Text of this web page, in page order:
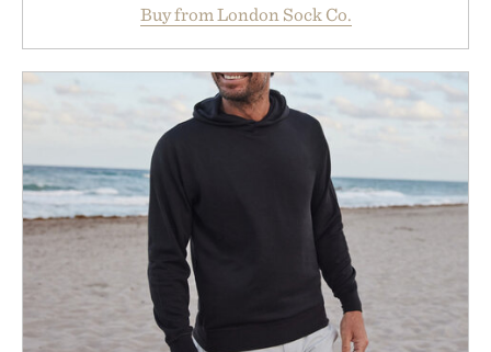
between nostalgic sport styling and modern
versatility. Their understated design pairs just as
naturally with broken-in denim and suede
sneakers as it does with loafers, chinos, or
weekend shorts. Produced using carbon-free
manufacturing and hand-finished for a refined
feel, the Retro Stripe Collection is the finishing
touch to a great outfit.
Presented by London Sock Co.
Buy from London Sock Co.